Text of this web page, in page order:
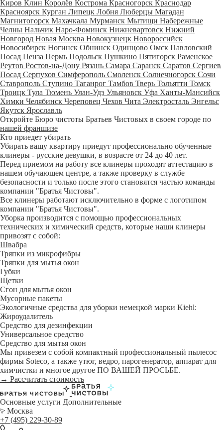
Киров Клин Королёв Кострома Красногорск Краснодар
Красноярск Курган Липецк Лобня Люберцы Магадан
Магнитогорск Махачкала Мурманск Мытищи Набережные
Челны Нальчик Наро-Фоминск Нижневартовск Нижний
Новгород Новая Москва Новокузнецк Новороссийск
Новосибирск Ногинск Обнинск Одинцово Омск Павловский
Посад Пенза Пермь Подольск Пушкино Пятигорск Раменское
Реутов Ростов-на-Дону Рязань Самара Саранск Саратов Сергиев
Посад Серпухов Симферополь Смоленск Солнечногорск Сочи
Ставрополь Ступино Таганрог Тамбов Тверь Тольятти Томск
Троицк Тула Тюмень Улан-Удэ Ульяновск Уфа Ханты-Мансийск
Химки Челябинск Череповец Чехов Чита Электросталь Энгельс
Якутск Ярославль
Откройте Бюро чистоты Братьев Чистовых в своем городе по
нашей франшизе
Кто приедет убирать
Убирать вашу квартиру приедут профессионально обученные
клинеры - русские девушки, в возрасте от 24 до 40 лет.
Перед приемом на работу все клинеры проходят аттестацию в
нашем обучающем центре, а также проверку в службе
безопасности и только после этого становятся частью команды
компании "Братья Чистовы".
Все клинеры работают исключительно в форме с логотипом
компании "Братья Чистовы".
Уборка производится с помощью профессиональных
технических и химический средств, которые наши клинеры
привозят с собой:
Швабра
Тряпки из микрофибры
Тряпки для мытья окон
Губки
Щетки
Сгон для мытья окон
Мусорные пакеты
Экологичные средства для уборки немецкой марки Kiehl:
Жироудалитель
Средство для дезинфекции
Универсальное средство
Средство для мытья окон
Мы привезем с собой компактный профессиональный пылесос
фирмы Soteco, а также утюг, ведро, парогенератор, аппарат для
химчистки и многое другое ПО ВАШЕЙ ПРОСЬБЕ.
→ Рассчитать стоимость
Основные услуги Дополнительные
Москва
+7 (495) 229-30-89